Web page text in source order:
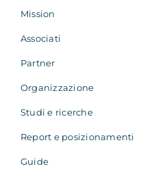
Mission
Associati
Partner
Organizzazione
Studi e ricerche
Report e posizionamenti
Guide